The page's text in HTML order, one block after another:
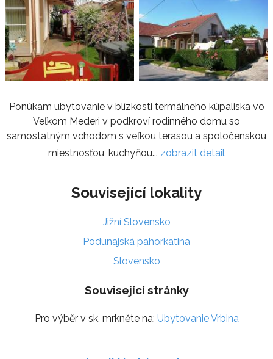
Ponúkam ubytovanie v blízkosti termálneho kúpaliska vo
Veľkom Mederi v podkroví rodinného domu so
samostatným vchodom s veľkou terasou a spoločenskou
miestnosťou, kuchyňou... zobrazit detail
Související lokality
Jižní Slovensko
Podunajská pahorkatina
Slovensko
Související stránky
Pro výběr v sk, mrkněte na: Ubytovanie Vrbina